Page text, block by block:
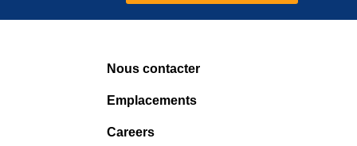
Nous contacter
Emplacements
Careers